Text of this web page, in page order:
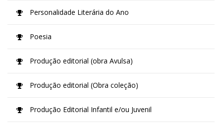
Personalidade Literária do Ano
Poesia
Produção editorial (obra Avulsa)
Produção editorial (Obra coleção)
Produção Editorial Infantil e/ou Juvenil